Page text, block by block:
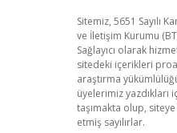
Sitemiz, 5651 Sayılı
ve İletişim Kurumu
Sağlayıcı olarak
sitedeki içerikleri
araştırma
üyelerimiz
taşımakta olup,
etmiş sayılırlar.